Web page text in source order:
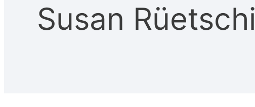
Susan Rüetschi